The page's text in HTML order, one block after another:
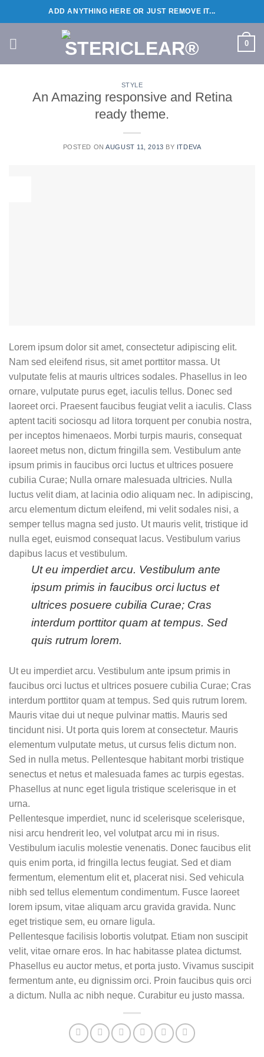
to
ADD ANYTHING HERE OR JUST REMOVE IT...
0
STYLE
An Amazing responsive and Retina
ready theme.
POSTED ONAUGUST 11, 2013 BY ITDEVA
Lorem ipsum dolor sit amet, consectetur adipiscing elit.
Nam sed eleifend risus, sit amet porttitor massa. Ut
vulputate felis at mauris ultrices sodales. Phasellus in leo
ornare, vulputate purus eget, iaculis tellus. Donec sed
laoreet orci. Praesent faucibus feugiat velit a iaculis. Class
aptent taciti sociosqu ad litora torquent per conubia nostra,
per inceptos himenaeos. Morbi turpis mauris, consequat
laoreet metus non, dictum fringilla sem. Vestibulum ante
ipsum primis in faucibus orci luctus et ultrices posuere
cubilia Curae; Nulla ornare malesuada ultricies. Nulla
luctus velit diam, at lacinia odio aliquam nec. In adipiscing,
arcu elementum dictum eleifend, mi velit sodales nisi, a
semper tellus magna sed justo. Ut mauris velit, tristique id
nulla eget, euismod consequat lacus. Vestibulum varius
dapibus lacus et vestibulum.
Ut eu imperdiet arcu. Vestibulum ante
ipsum primis in faucibus orci luctus et
ultrices posuere cubilia Curae; Cras
interdum porttitor quam at tempus. Sed
quis rutrum lorem.
Ut eu imperdiet arcu. Vestibulum ante ipsum primis in
faucibus orci luctus et ultrices posuere cubilia Curae; Cras
interdum porttitor quam at tempus. Sed quis rutrum lorem.
Mauris vitae dui ut neque pulvinar mattis. Mauris sed
tincidunt nisi. Ut porta quis lorem at consectetur. Mauris
elementum vulputate metus, ut cursus felis dictum non.
Sed in nulla metus. Pellentesque habitant morbi tristique
senectus et netus et malesuada fames ac turpis egestas.
Phasellus at nunc eget ligula tristique scelerisque in et
urna.
Pellentesque imperdiet, nunc id scelerisque scelerisque,
nisi arcu hendrerit leo, vel volutpat arcu mi in risus.
Vestibulum iaculis molestie venenatis. Donec faucibus elit
quis enim porta, id fringilla lectus feugiat. Sed et diam
fermentum, elementum elit et, placerat nisi. Sed vehicula
nibh sed tellus elementum condimentum. Fusce laoreet
lorem ipsum, vitae aliquam arcu gravida gravida. Nunc
eget tristique sem, eu ornare ligula.
Pellentesque facilisis lobortis volutpat. Etiam non suscipit
velit, vitae ornare eros. In hac habitasse platea dictumst.
Phasellus eu auctor metus, et porta justo. Vivamus suscipit
fermentum ante, eu dignissim orci. Proin faucibus quis orci
a dictum. Nulla ac nibh neque. Curabitur eu justo massa.